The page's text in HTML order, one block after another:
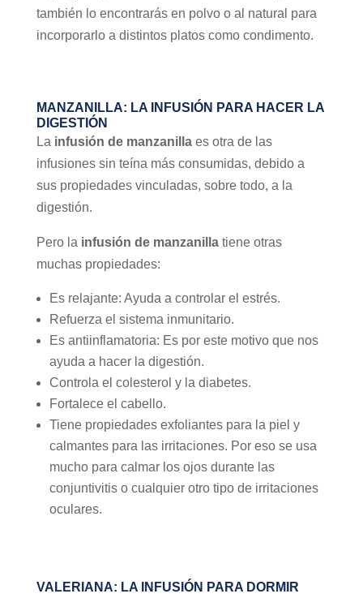
también lo encontrarás en polvo o al natural para
incorporarlo a distintos platos como condimento.
MANZANILLA: LA INFUSIÓN PARA HACER LA
DIGESTIÓN
La infusión de manzanillaes otra de las
infusiones sin teína más consumidas, debido a
sus propiedades vinculadas, sobre todo, a la
digestión.
Pero la infusión de manzanillatiene otras
muchas propiedades:
Es relajante: Ayuda a controlar el estrés.
Refuerza el sistema inmunitario.
Es antiinflamatoria: Es por este motivo que nos
ayuda a hacer la digestión.
Controla el colesterol y la diabetes.
Fortalece el cabello.
Tiene propiedades exfoliantes para la piel y
calmantes para las irritaciones. Por eso se usa
mucho para calmar los ojos durante las
conjuntivitis o cualquier otro tipo de irritaciones
oculares.
VALERIANA: LA INFUSIÓN PARA DORMIR